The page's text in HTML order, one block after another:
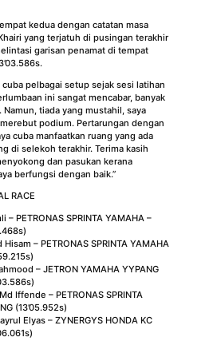
kedua dengan catatan masa
yang terjatuh di pusingan terakhir
garisan penamat di tempat
cuba pelbagai setup sejak sesi latihan
ini sangat mencabar, banyak
tiada yang mustahil, saya
podium. Pertarungan dengan
cuba manfaatkan ruang yang ada
di selekoh terakhir. Terima kasih
dan pasukan kerana
berfungsi dengan baik.”
RACE
– PETRONAS SPRINTA YAMAHA –
– PETRONAS SPRINTA YAMAHA
– JETRON YAMAHA YYPANG
Iffende – PETRONAS SPRINTA
(13’05.952s)
Elyas – ZYNERGYS HONDA KC